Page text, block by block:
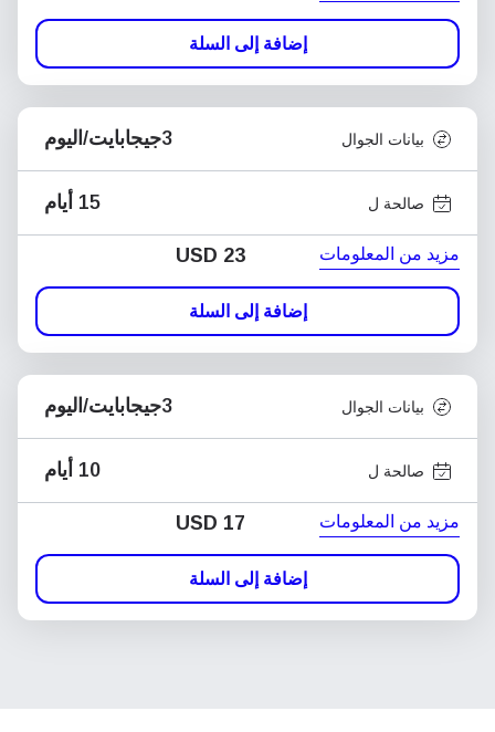
إضافة إلى السلة
بيانات الجوال 3جيجابايت/اليوم
صالحة ل 15 أيام
مزيد من المعلومات USD 23
إضافة إلى السلة
بيانات الجوال 3جيجابايت/اليوم
صالحة ل 10 أيام
مزيد من المعلومات USD 17
إضافة إلى السلة